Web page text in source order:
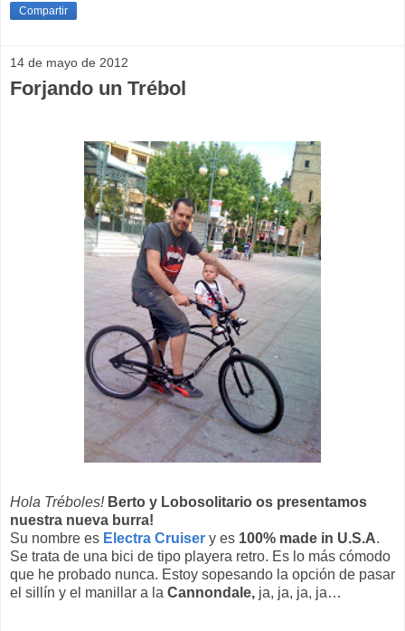
Compartir
14 de mayo de 2012
Forjando un Trébol
Hola Tréboles! Berto y Lobosolitario os presentamos
nuestra nueva burra!
Su nombre es Electra Cruiser y es 100% made in U.S.A.
Se trata de una bici de tipo playera retro. Es lo más cómodo
que he probado nunca. Estoy sopesando la opción de pasar
el sillín y el manillar a la Cannondale, ja, ja, ja, ja…